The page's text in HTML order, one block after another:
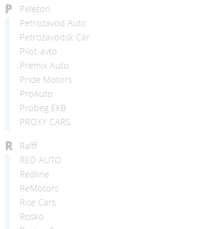
P
Peleton
Petrozavod Auto
Petrozavodsk Car
Pilot-avto
Premix Auto
Pride Motors
ProAuto
Probeg EKB
PROXY CARS
R
Ralff
RED AUTO
Redline
ReMotors
Rise Cars
Rosko